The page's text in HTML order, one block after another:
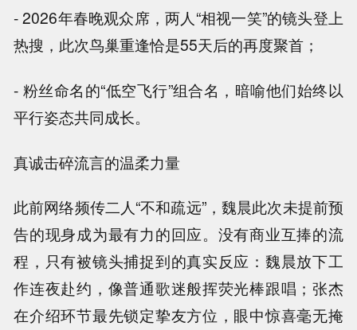
- 2026年春晚观众席，两人“相视一笑”的镜头登上
热搜，此次鸟巢重逢恰是55天后的再度聚首；
- 粉丝命名的“低空飞行”组合名，暗喻他们始终以
平行姿态共同成长。
真诚击碎流言的温柔力量
此前网络频传二人“不和疏远”，魏晨此次未提前预
告的现身成为最有力的回应。没有商业互捧的流
程，只有被镜头捕捉到的真实反应：魏晨放下工
作连夜赴约，像普通歌迷般挥荧光棒跟唱；张杰
在介绍环节最先锁定挚友方位，眼中惊喜毫无掩